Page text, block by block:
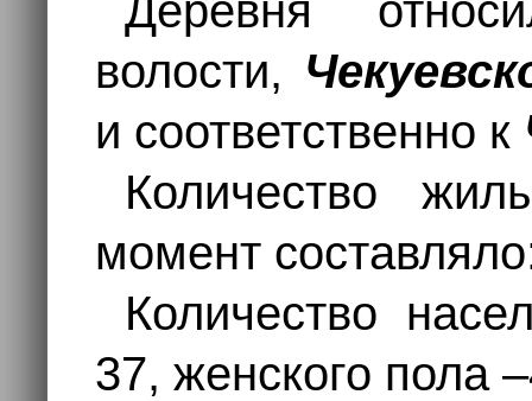
Деревня
волости,
и соответственно к
Количество
момент
Количество
37, женского пола